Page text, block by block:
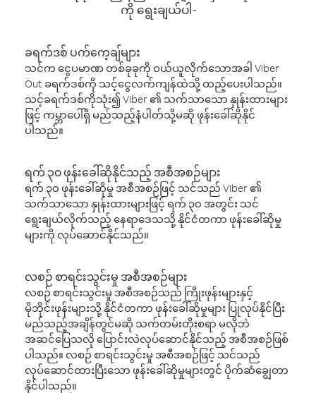
ကို ရွေးချယ်ပါ-
ခရက်ဒစ် ပက်ကေ့ချ်များ
သင်က ငွေပမာဏ တစ်ခုခုကို ဝယ်ယူလိုက်သောအခါ Viber
Out ခရက်ဒစ်ကို သင့်ငွေလက်ကျန်ထဲသို့ ထည့်ပေးပါသည်။
သင့်ခရက်ဒစ်ကိုသုံး၍ Viber ၏ သက်သာသော နှုန်းထားများ
ဖြင့် ကမ္ဘာပေါ်ရှိ မည်သည့်နံပါတ်သို့မဆို ဖုန်းခေါ်ဆိုနိုင်
ပါသည်။
ရက် ၃၀ ဖုန်းခေါ်ဆိုနိုင်သည့် အစီအစဉ်များ
ရက် ၃၀ ဖုန်းခေါ်ဆိုမှု အစီအစဉ်ဖြင့် သင်သည် Viber ၏
သက်သာသော နှုန်းထားများဖြင့် ရက် ၃၀ အတွင်း သင်
ရွေးချယ်လိုက်သည့် နေရာဒေသသို့ နိုင်ငံတကာ ဖုန်းခေါ်ဆိုမှု
များကို လုပ်ဆောင်နိုင်သည်။
လစဉ် စာရင်းသွင်းမှု အစီအစဉ်များ
လစဉ် စာရင်းသွင်းမှု အစီအစဉ်သည် ကြိုးဖုန်းများနှင့်
မိုဘိုင်းဖုန်းများသို့ နိုင်ငံတကာ ဖုန်းခေါ်ဆိုမှုများ ပြုလုပ်နိုင်ပြီး
မည်သည့်အချိန်တွင်မဆို သက်တမ်းတိုးစရာ မလိုဘဲ
အဆင်ပြေသလို ပြောင်းလဲလုပ်ဆောင်နိုင်သည့် အစီအစဉ်ဖြစ်
ပါသည်။ လစဉ် စာရင်းသွင်းမှု အစီအစဉ်ဖြင့် သင်သည်
လုပ်ဆောင်ထားပြီးသော ဖုန်းခေါ်ဆိုမှုများတွင် ပိုက်ဆံချွေတာ
နိုင်ပါသည်။